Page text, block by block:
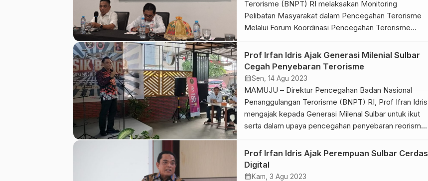
Terorisme (BNPT) RI melaksakan Monitoring
Pelibatan Masyarakat dalam Pencegahan Terorisme
Melalui Forum Koordinasi Pencegahan Terorisme
Direktur Pencegahan BNPT RI, Prof. Dr. Irfan Idris,
M.A. Berlangsung di Hotel Matos Mamuju, Rabu 3
September 2025. Ketua FKPT Sulbar Muhammad
Sahlan, S.Ag., M.A.P. dalam laporannya
menyampaikan sejumlah […]
Prof Irfan Idris Ajak Generasi Milenial Sulbar
Cegah Penyebaran Terorisme
calendar_monthSen, 14 Agu 2023
MAMUJU – Direktur Pencegahan Badan Nasional
Penanggulangan Terorisme (BNPT) RI, Prof Ifran Idris
mengajak kepada Generasi Milenal Sulbar untuk ikut
serta dalam upaya pencegahan penyebaran reorisme
Irfan Idris saat membuka acara Aksi Musik Anak
Bangsa atau ASIK BANG yang dihelat di Cafe HN
Mamuju, Jumat 11 Agustuts 2023. Acara […]
Prof Irfan Idris Ajak Perempuan Sulbar Cerdas
Digital
calendar_month Kam, 3 Agu 2023